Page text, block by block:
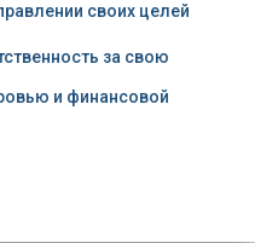
своих целей
за свою
и финансовой